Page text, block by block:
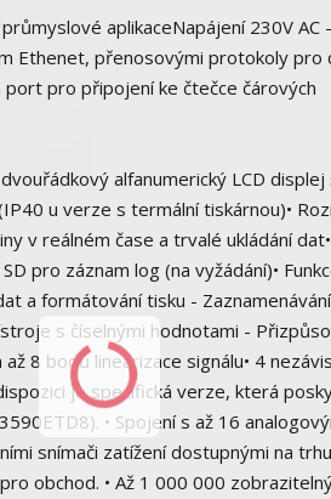
aplikaceNapájení 230V AC
Ethenet, přenosovými protokoly pro
pro připojení ke čtečce čárových
alfanumerický LCD displej
u verze s termální tiskárnou)•
v reálném čase a trvalé ukládání
pro záznam log (na vyžádání)•
a formátování tisku -
s číselnými hodnotami -
8 bodů linearizace signálu• 4
je specifická verze, která
• Spojení s až 16
snímači zatížení dostupnými na
obchod. • Až 1 000 000